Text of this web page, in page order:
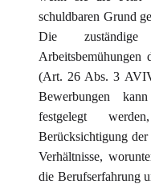
schuldbaren Grund
Die
Arbeitsbemühungen
(Art. 26 Abs. 3
Bewerbungen
festgelegt
Berücksichtigung
Verhältnisse,
die Berufserfahrung